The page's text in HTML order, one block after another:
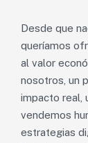
Desde que
queríamos
al valor
nosotros, un
impacto real,
vendemos
estrategias